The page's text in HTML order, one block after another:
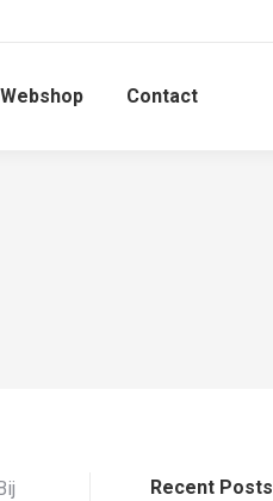
Webshop Contact
Recent Posts